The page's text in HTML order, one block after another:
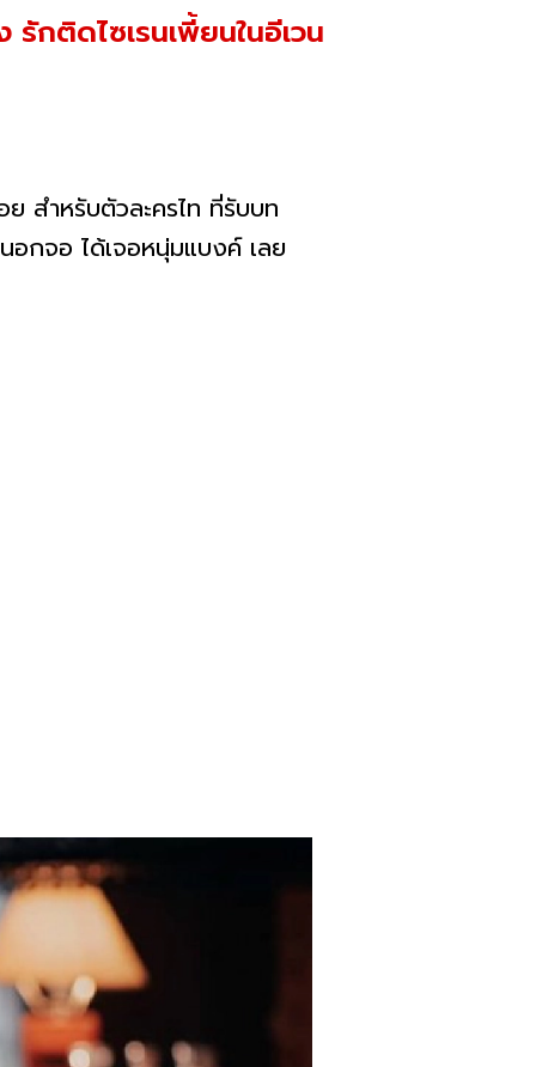
กติดไซเรนเพี้ยนในอีเวน
สำหรับตัวละครไท ที่รับบท
กจอ ได้เจอหนุ่มแบงค์ เลย